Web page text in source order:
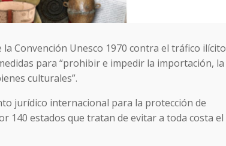
Convención Unesco 1970 contra el tráfico ilícito
para “prohibir e impedir la importación, la
culturales”.
jurídico internacional para la protección de
140 estados que tratan de evitar a toda costa el